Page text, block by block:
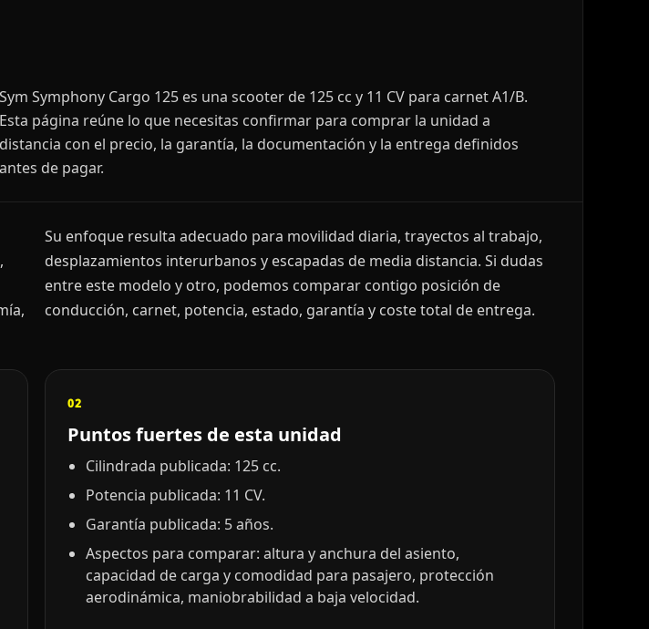
Sym Symphony Cargo 125 es una scooter de 125 cc y 11 CV para carnet A1/B.
Esta página reúne lo que necesitas confirmar para comprar la unidad a
distancia con el precio, la garantía, la documentación y la entrega definidos
antes de pagar.
Su enfoque resulta adecuado para movilidad diaria, trayectos al trabajo,
desplazamientos interurbanos y escapadas de media distancia. Si dudas
entre este modelo y otro, podemos comparar contigo posición de
conducción, carnet, potencia, estado, garantía y coste total de entrega.
02
Puntos fuertes de esta unidad
Cilindrada publicada: 125 cc.
Potencia publicada: 11 CV.
Garantía publicada: 5 años.
Aspectos para comparar: altura y anchura del asiento,
capacidad de carga y comodidad para pasajero, protección
aerodinámica, maniobrabilidad a baja velocidad.